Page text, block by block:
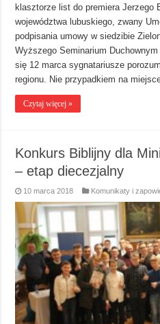
klasztorze list do premiera Jerzego
województwa lubuskiego, zwany
podpisania umowy w siedzibie
Wyższego Seminarium
się 12 marca sygnatariusze
regionu. Nie przypadkiem na
Czytaj więcej »
Konkurs Biblijny dla
– etap diecezjalny
10 marca 2018 Komunikaty i